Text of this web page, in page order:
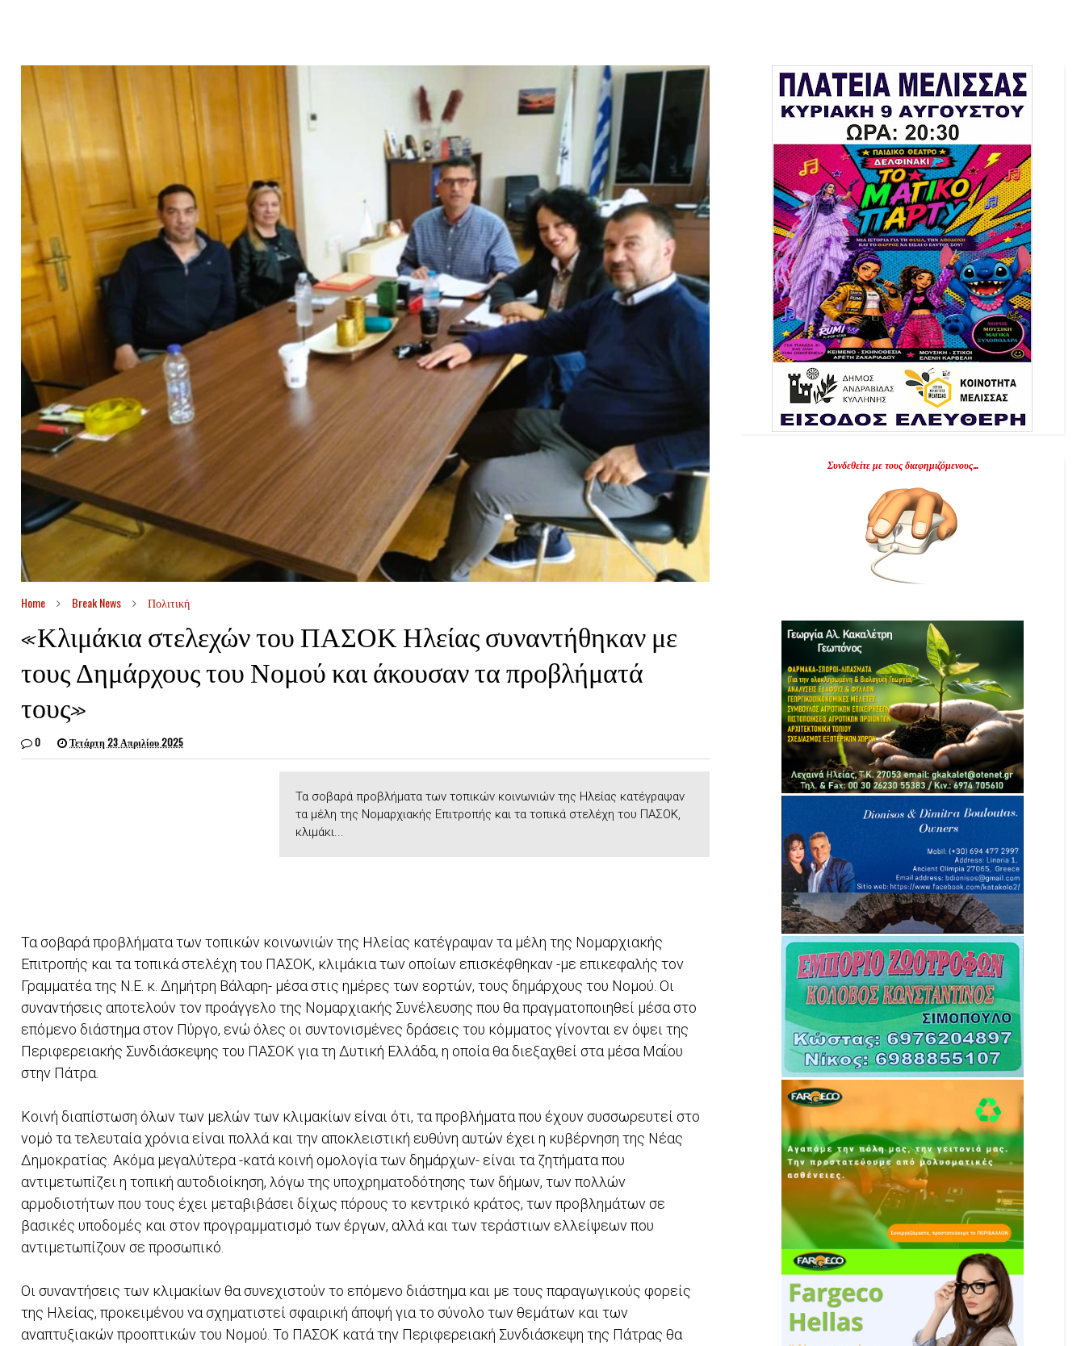
Home Break News Πολιτική
«Κλιμάκια στελεχών του ΠΑΣΟΚ Ηλείας συναντήθηκαν με
τους Δημάρχους του Νομού και άκουσαν τα προβλήματά
τους»
0 Τετάρτη 23 Απριλίου 2025
Τα σοβαρά προβλήματα των τοπικών κοινωνιών της Ηλείας κατέγραψαν
τα μέλη της Νομαρχιακής Επιτροπής και τα τοπικά στελέχη του ΠΑΣΟΚ,
κλιμάκι...
Τα σοβαρά προβλήματα των τοπικών κοινωνιών της Ηλείας κατέγραψαν τα μέλη της Νομαρχιακής
Επιτροπής και τα τοπικά στελέχη του ΠΑΣΟΚ, κλιμάκια των οποίων επισκέφθηκαν -με επικεφαλής τον
Γραμματέα της Ν.Ε. κ. Δημήτρη Βάλαρη- μέσα στις ημέρες των εορτών, τους δημάρχους του Νομού. Οι
συναντήσεις αποτελούν τον προάγγελο της Νομαρχιακής Συνέλευσης που θα πραγματοποιηθεί μέσα στο
επόμενο διάστημα στον Πύργο, ενώ όλες οι συντονισμένες δράσεις του κόμματος γίνονται εν όψει της
Περιφερειακής Συνδιάσκεψης του ΠΑΣΟΚ για τη Δυτική Ελλάδα, η οποία θα διεξαχθεί στα μέσα Μαΐου
στην Πάτρα.
Κοινή διαπίστωση όλων των μελών των κλιμακίων είναι ότι, τα προβλήματα που έχουν συσσωρευτεί στο
νομό τα τελευταία χρόνια είναι πολλά και την αποκλειστική ευθύνη αυτών έχει η κυβέρνηση της Νέας
Δημοκρατίας. Ακόμα μεγαλύτερα -κατά κοινή ομολογία των δημάρχων- είναι τα ζητήματα που
αντιμετωπίζει η τοπική αυτοδιοίκηση, λόγω της υποχρηματοδότησης των δήμων, των πολλών
αρμοδιοτήτων που τους έχει μεταβιβάσει δίχως πόρους το κεντρικό κράτος, των προβλημάτων σε
βασικές υποδομές και στον προγραμματισμό των έργων, αλλά και των τεράστιων ελλείψεων που
αντιμετωπίζουν σε προσωπικό.
Οι συναντήσεις των κλιμακίων θα συνεχιστούν το επόμενο διάστημα και με τους παραγωγικούς φορείς
της Ηλείας, προκειμένου να σχηματιστεί σφαιρική άποψή για το σύνολο των θεμάτων και των
αναπτυξιακών προοπτικών του Νομού. Το ΠΑΣΟΚ κατά την Περιφερειακή Συνδιάσκεψη της Πάτρας θα
Συνδεθείτε με τους διαφημιζόμενους...